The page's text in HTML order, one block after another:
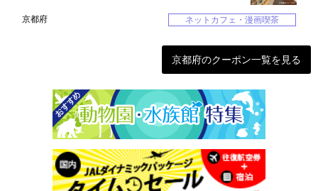
京都府 ネットカフェ・漫画喫茶
京都府のクーポン一覧を見る